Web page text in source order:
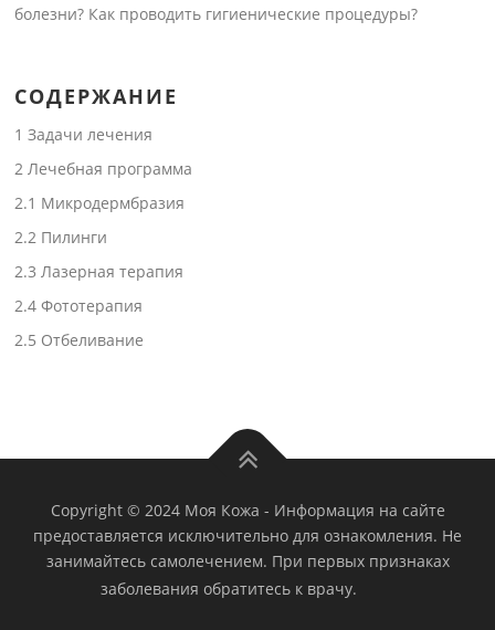
болезни? Как проводить гигиенические процедуры?
СОДЕРЖАНИЕ
1 Задачи лечения
2 Лечебная программа
2.1 Микродермбразия
2.2 Пилинги
2.3 Лазерная терапия
2.4 Фототерапия
2.5 Отбеливание
Copyright © 2024 Моя Кожа - Информация на сайте
предоставляется исключительно для ознакомления. Не
занимайтесь самолечением. При первых признаках
заболевания обратитесь к врачу.